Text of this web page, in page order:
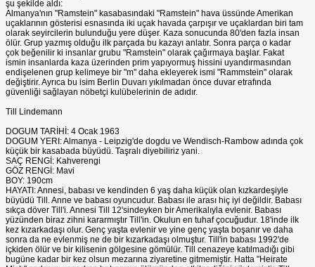
şu şekilde aldı:
Almanya'nın "Ramstein" kasabasındaki "Ramstein" hava üssünde Amerikan
uçaklarının gösterisi esnasında iki uçak havada çarpışır ve uçaklardan biri tam
olarak seyircilerin bulunduğu yere düşer. Kaza sonucunda 80'den fazla insan
ölür. Grup yazmış olduğu ilk parçada bu kazayı anlatır. Sonra parça o kadar
çok beğenilir ki insanlar grubu "Ramstein" olarak çağırmaya başlar. Fakat
ismin insanlarda kaza üzerinden prim yapıyormuş hissini uyandırmasından
endişelenen grup kelimeye bir "m" daha ekleyerek ismi "Rammstein" olarak
değiştirir. Ayrıca bu isim Berlin Duvarı yıkılmadan önce duvar etrafında
güvenliği sağlayan nöbetçi kulübelerinin de adıdır.
Till Lindemann
DOGUM TARİHİ: 4 Ocak 1963
DOGUM YERI: Almanya - Leipzig'de dogdu ve Wendisch-Rambow adında çok
küçük bir kasabada büyüdü. Taşralı diyebiliriz yani.
SAÇ RENGİ: Kahverengi
GÖZ RENGİ: Mavi
BOY: 190cm
HAYATI: Annesi, babası ve kendinden 6 yaş daha küçük olan kızkardeşiyle
büyüdü Till. Anne ve babası oyuncudur. Babası ile arası hiç iyi değildir. Babası
sıkça döver Till'i. Annesi Till 12'sindeyken bir Amerikalıyla evlenir. Babası
yüzünden biraz zihni kararmıştır Till'in. Okulun en tuhaf çocuğudur. 18'inde ilk
kez kızarkadaşı olur. Genç yaşta evlenir ve yine genç yaşta boşanır ve daha
sonra da ne evlenmiş ne de bir kızarkadaşı olmuştur. Till'in babası 1992'de
içkiden ölür ve bir kilisenin gölgesine gömülür. Till cenazeye katılmadığı gibi
bugüne kadar bir kez olsun mezarına ziyaretine gitmemiştir. Hatta "Heirate